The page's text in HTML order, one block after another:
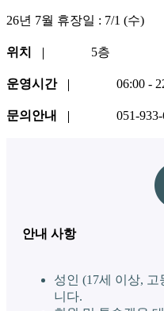
26년 7월 휴장일 : 7/1 (수)
위치 5층
운영시간 06:00 -
문의안내 051-
안내 사항
성인 (17세 이상,
니다.